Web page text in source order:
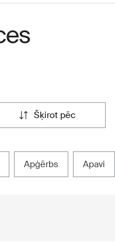
šķirot pēc
apģērbs apavi